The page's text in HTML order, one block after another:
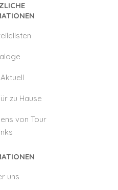
Aktuell
zu Hause
von Tour
uns